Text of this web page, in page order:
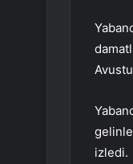
izledi.